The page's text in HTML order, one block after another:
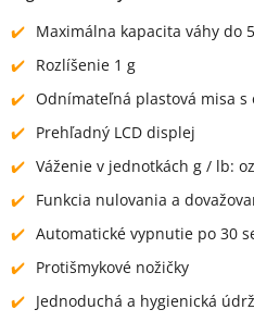
Maximálna kapacita váhy do
Rozlíšenie 1 g
Odnímateľná plastová misa s
Prehľadný LCD displej
Váženie v jednotkách g / lb:
Funkcia nulovania a
Automatické vypnutie po 30
Protišmykové nožičky
Jednoduchá a hygienická